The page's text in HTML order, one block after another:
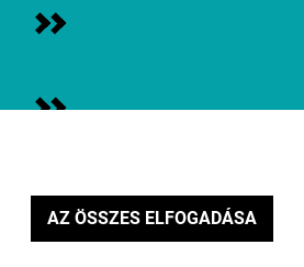
AZ ÖSSZES ELFOGADÁSA